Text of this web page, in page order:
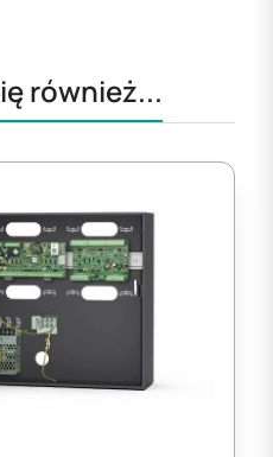
również...